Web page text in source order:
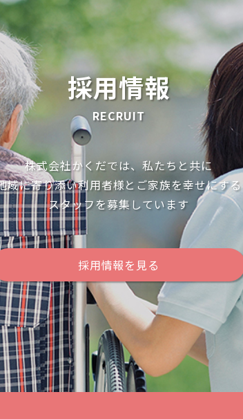
採用情報
RECRUIT
株式会社かくだでは、私たちと共に
域に寄り添い利用者様とご家族を幸せにする
スタッフを募集しています
採用情報を見る